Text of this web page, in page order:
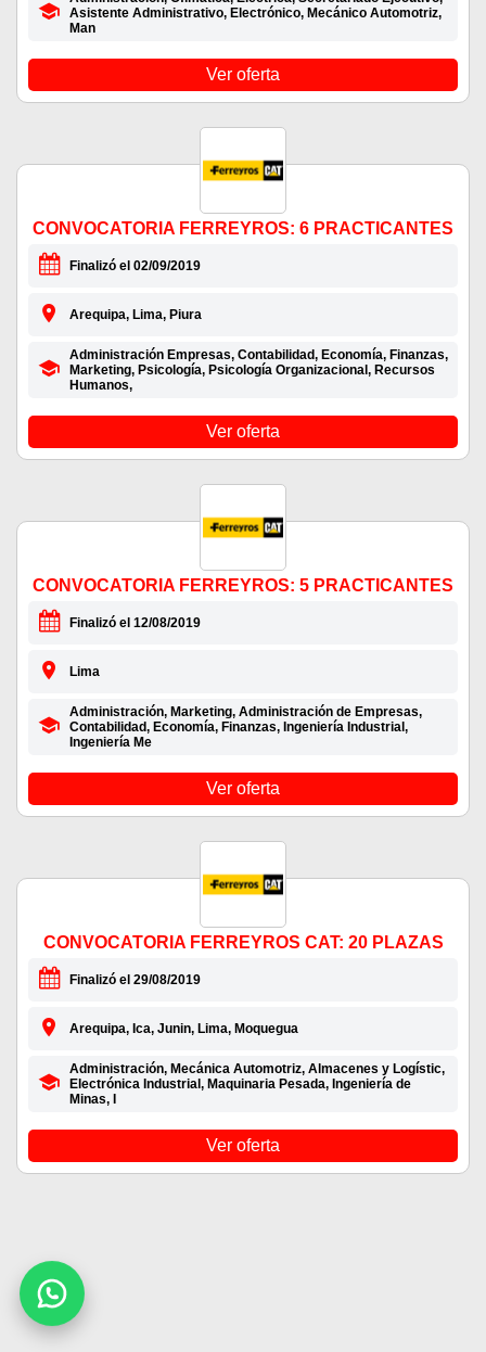
Asistente Administrativo, Electrónico, Mecánico Automotriz,
Man
Ver oferta
CONVOCATORIA FERREYROS: 6 PRACTICANTES
Finalizó el 02/09/2019
Arequipa, Lima, Piura
Administración Empresas, Contabilidad, Economía, Finanzas,
Marketing, Psicología, Psicología Organizacional, Recursos
Humanos,
Ver oferta
CONVOCATORIA FERREYROS: 5 PRACTICANTES
Finalizó el 12/08/2019
Lima
Administración, Marketing, Administración de Empresas,
Contabilidad, Economía, Finanzas, Ingeniería Industrial,
Ingeniería Me
Ver oferta
CONVOCATORIA FERREYROS CAT: 20 PLAZAS
Finalizó el 29/08/2019
Arequipa, Ica, Junin, Lima, Moquegua
Administración, Mecánica Automotriz, Almacenes y Logístic,
Electrónica Industrial, Maquinaria Pesada, Ingeniería de
Minas, I
Ver oferta